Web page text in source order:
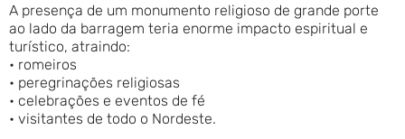
A presença de um monumento religioso de grande porte
ao lado da barragem teria enorme impacto espiritual e
turístico, atraindo:
• romeiros
• peregrinações religiosas
• celebrações e eventos de fé
• visitantes de todo o Nordeste.